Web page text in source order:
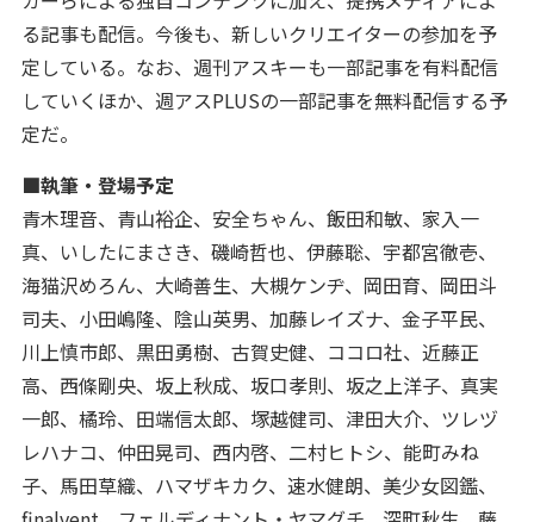
る記事も配信。今後も、新しいクリエイターの参加を予
定している。なお、週刊アスキーも一部記事を有料配信
していくほか、週アスPLUSの一部記事を無料配信する予
定だ。
■執筆・登場予定
青木理音、青山裕企、安全ちゃん、飯田和敏、家入一
真、いしたにまさき、磯崎哲也、伊藤聡、宇都宮徹壱、
海猫沢めろん、大崎善生、大槻ケンヂ、岡田育、岡田斗
司夫、小田嶋隆、陰山英男、加藤レイズナ、金子平民、
川上慎市郎、黒田勇樹、古賀史健、ココロ社、近藤正
高、西條剛央、坂上秋成、坂口孝則、坂之上洋子、真実
一郎、橘玲、田端信太郎、塚越健司、津田大介、ツレヅ
レハナコ、仲田晃司、西内啓、二村ヒトシ、能町みね
子、馬田草織、ハマザキカク、速水健朗、美少女図鑑、